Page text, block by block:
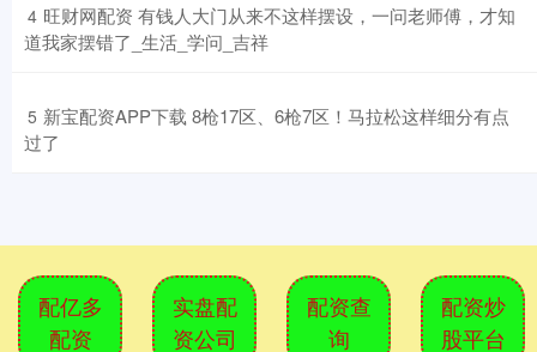
4 ​旺财网配资 有钱人大门从来不这样摆设，一问老师傅，才知
道我家摆错了_生活_学问_吉祥
5 ​新宝配资APP下载 8枪17区、6枪7区！马拉松这样细分有点
过了
配亿多
配资
实盘配
资公司
配资查
询
配资炒
股平台